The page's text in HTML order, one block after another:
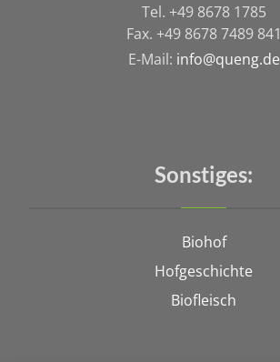
Tel. +49 8678 1785
Fax. +49 8678 7489 841
E-Mail: info@queng.de
Sonstiges:
Biohof
Hofgeschichte
Biofleisch